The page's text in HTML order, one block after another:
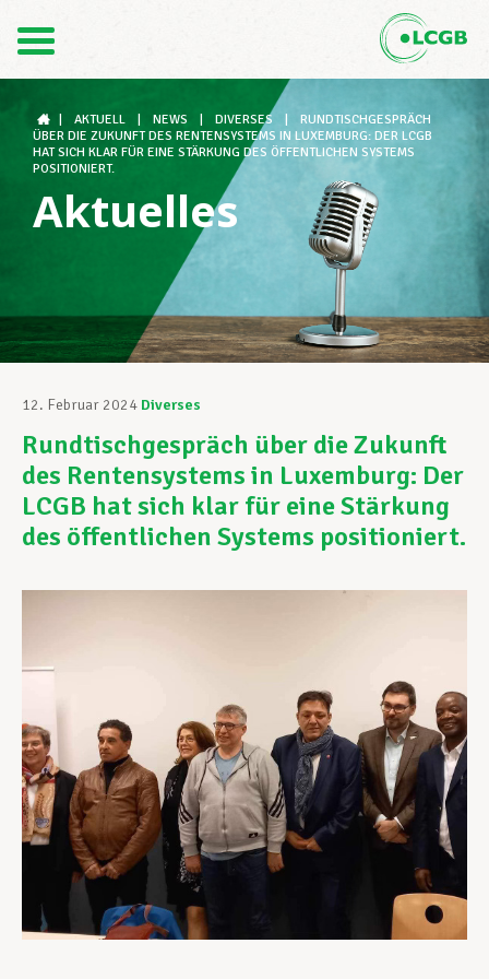
FR
Der LCGB
Gewerkschaftsstrukturen
Unterstützung im Arbeitsalltag
Ihre Rechte
Unterstützung im Privatleben
Mitglied werden
Aktuell
AKTUELL NEWS DIVERSES
RUNDTISCHGESPRÄCH
ÜBER DIE ZUKUNFT DES RENTENSYSTEMS IN LUXEMBURG: DER LCGB
HAT SICH KLAR FÜR EINE STÄRKUNG DES ÖFFENTLICHEN SYSTEMS
POSITIONIERT.
Aktuelles
12. Februar 2024 Diverses
Rundtischgespräch über die Zukunft
des Rentensystems in Luxemburg: Der
LCGB hat sich klar für eine Stärkung
des öffentlichen Systems positioniert.